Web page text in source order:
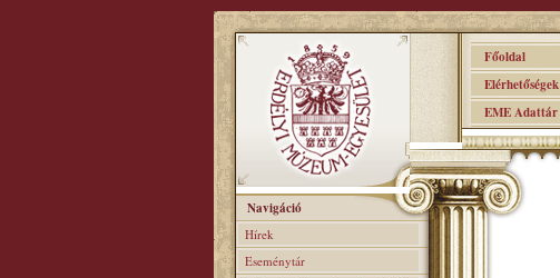
Főoldal
Elérhetőségek
EME Adattár
Navigáció
Hírek
Eseménytár